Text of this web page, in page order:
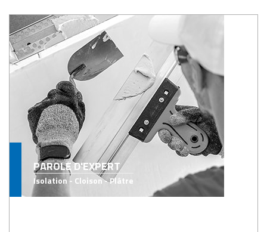
PAROLE D'EXPERT
Isolation - Cloison - Plâtre